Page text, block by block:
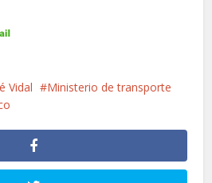
Vidal
Ministerio de transporte